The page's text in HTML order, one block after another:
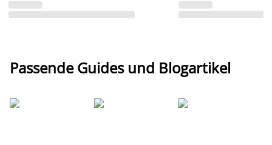
Passende Guides und Blogartikel